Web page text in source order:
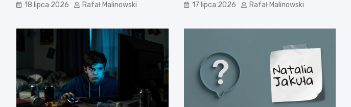
18 lipca 2026 Rafał Malinowski 17 lipca 2026 Rafał Malinowski